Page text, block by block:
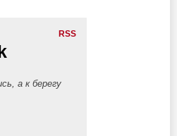
RSS
а к берегу